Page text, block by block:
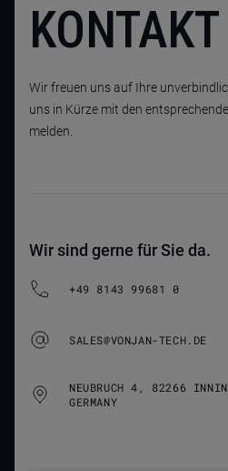
KONTAKT
Wir freuen uns auf Ihre
uns in Kürze mit den
melden.
Wir sind gerne für Sie da.
+49 8143 99681 0
SALES@VONJAN-TECH.DE
NEUBRUCH 4, 82266
GERMANY